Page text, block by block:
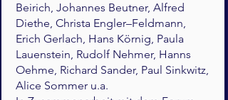
Beirich, Johannes Beutner, Alfred
Diethe, Christa Engler–Feldmann,
Erich Gerlach, Hans Körnig, Paula
Lauenstein, Rudolf Nehmer, Hanns
Oehme, Richard Sander, Paul Sinkwitz,
Alice Sommer u.a.